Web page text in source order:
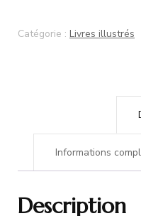
Catégorie : Livres illustrés
Informations
Description